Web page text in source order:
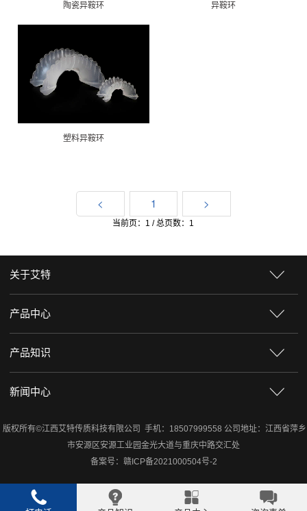
陶瓷异鞍环 异鞍环
塑料异鞍环
< 1 >
当前页：1 / 总页数：1
关于艾特
产品中心
产品知识
新闻中心
版权所有©江西艾特传质科技有限公司 手机：18507999558 公司地址：江西省萍乡
市安源区安源工业园金光大道与重庆中路交汇处
备案号： 赣ICP备2021000504号-2